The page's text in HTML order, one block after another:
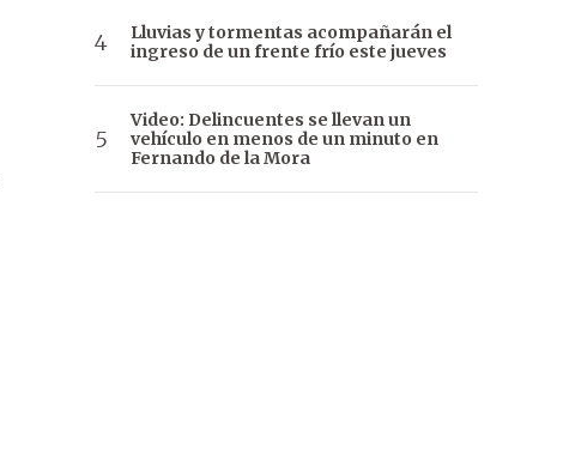
Lluvias y tormentas acompañarán el
ingreso de un frente frío este jueves
Video: Delincuentes se llevan un
vehículo en menos de un minuto en
Fernando de la Mora